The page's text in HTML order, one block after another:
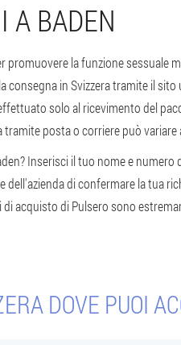
A BADEN
la funzione sessuale
consegna in Svizzera tramite il
solo al ricevimento del
posta o corriere può variare
Inserisci il tuo nome e
di confermare la tua
acquisto di Pulsero sono
DOVE PUOI